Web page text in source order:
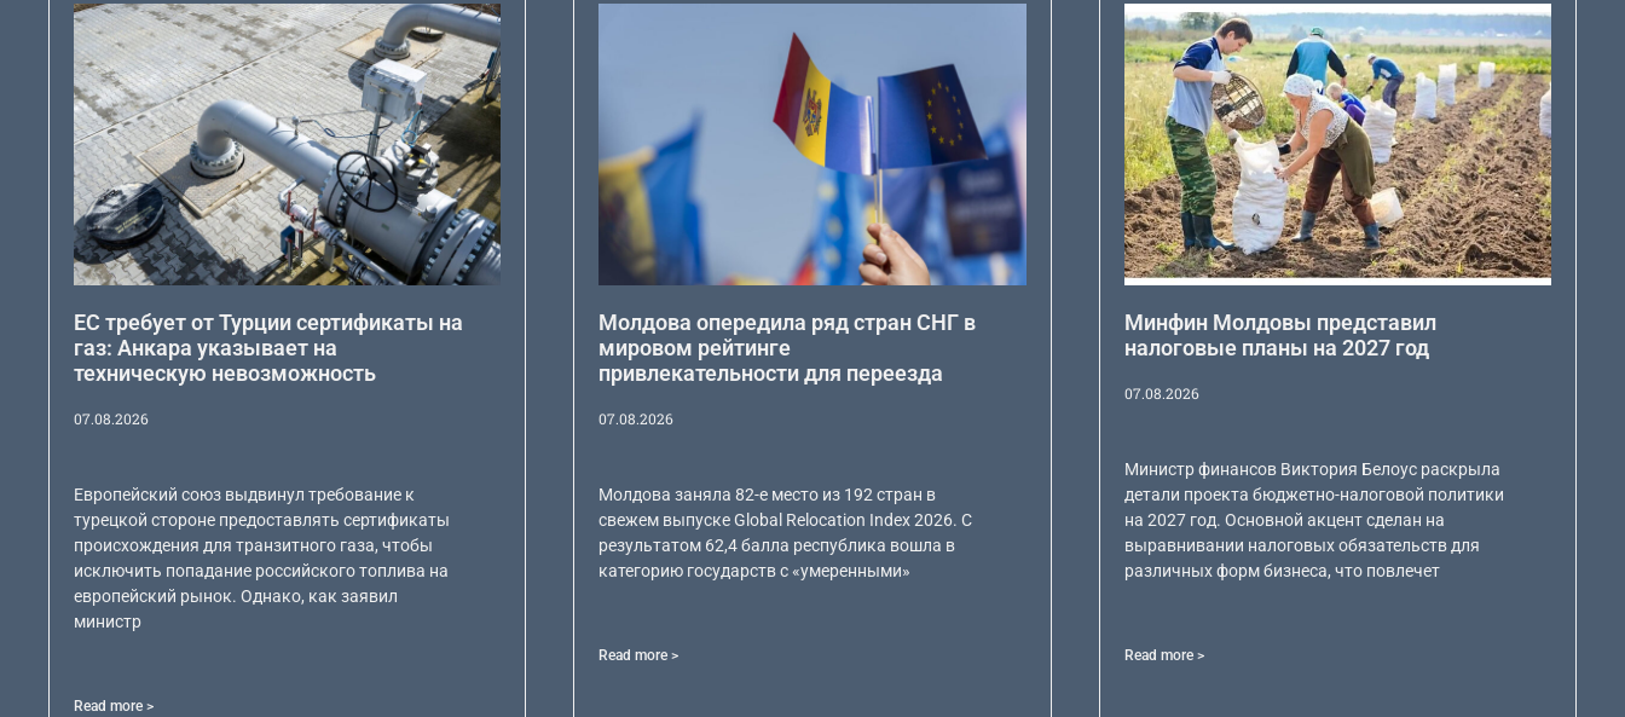
ЕС требует от Турции сертификаты на
газ: Анкара указывает на
техническую невозможность
07.08.2026
Европейский союз выдвинул требование к
турецкой стороне предоставлять сертификаты
происхождения для транзитного газа, чтобы
исключить попадание российского топлива на
европейский рынок. Однако, как заявил
министр
Read more >
Молдова опередила ряд стран СНГ в
мировом рейтинге
привлекательности для переезда
07.08.2026
Молдова заняла 82-е место из 192 стран в
свежем выпуске Global Relocation Index 2026. С
результатом 62,4 балла республика вошла в
категорию государств с «умеренными»
Read more >
Минфин Молдовы представил
налоговые планы на 2027 год
07.08.2026
Министр финансов Виктория Белоус раскрыла
детали проекта бюджетно-налоговой политики
на 2027 год. Основной акцент сделан на
выравнивании налоговых обязательств для
различных форм бизнеса, что повлечет
Read more >